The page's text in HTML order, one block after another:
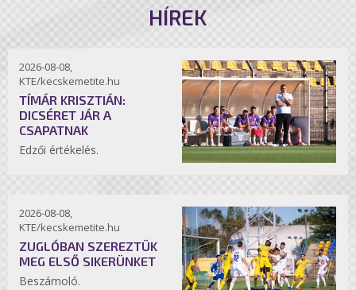
HÍREK
2026-08-08,
KTE/kecskemetite.hu
TÍMÁR KRISZTIÁN:
DICSÉRET JÁR A
CSAPATNAK
Edzői értékelés.
2026-08-08,
KTE/kecskemetite.hu
ZUGLÓBAN SZEREZTÜK
MEG ELSŐ SIKERÜNKET
Beszámoló.